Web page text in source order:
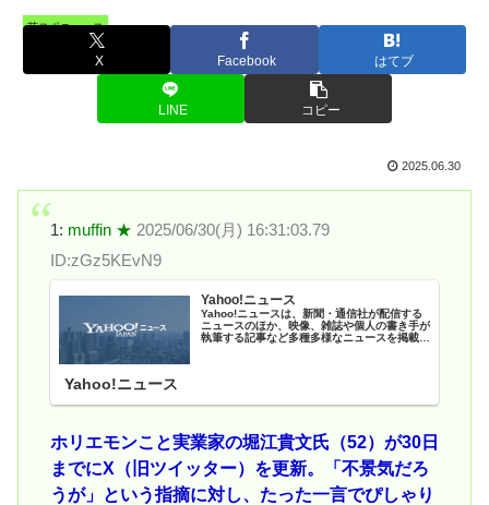
芸スポニュース
X Facebook はてブ
LINE コピー
2025.06.30
1: muffin ★ 2025/06/30(月) 16:31:03.79
ID:zGz5KEvN9
Yahoo!ニュース
Yahoo!ニュースは、新聞・通信社が配信する
ニュースのほか、映像、雑誌や個人の書き手が
執筆する記事など多種多様なニュースを掲載し
Yahoo!ニュース
ホリエモンこと実業家の堀江貴文氏（52）が30日
までにX（旧ツイッター）を更新。「不景気だろ
うが」という指摘に対し、たった一言でぴしゃり